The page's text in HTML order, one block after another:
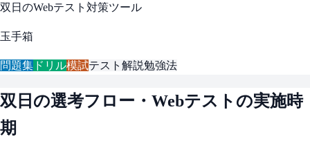
双日 のWebテスト対策ツール
玉手箱
問題集 ドリル模試テスト解説勉強法
双日 の選考フロー・Webテストの実施時
期